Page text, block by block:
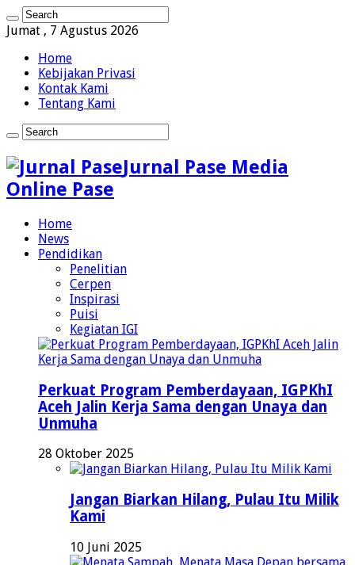
Jumat , 7 Agustus 2026
Home
Kebijakan Privasi
Kontak Kami
Tentang Kami
Jurnal Pase Media
Online Pase
Home
News
Pendidikan
Penelitian
Cerpen
Inspirasi
Puisi
Kegiatan IGI
Perkuat Program Pemberdayaan, IGPKhI
Aceh Jalin Kerja Sama dengan Unaya dan
Unmuha
28 Oktober 2025
Jangan Biarkan Hilang, Pulau Itu Milik
Kami
10 Juni 2025